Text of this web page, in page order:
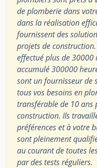
de plomberie dans
dans la réalisation
fournissent des
projets de
effectué plus de 30000
accumulé 300000
sont un fournisseur de
tous vos besoins en
transférable de 10 ans
construction. Ils
préférences et à votre
sont pleinement
au courant de toutes
par des tests réguliers.